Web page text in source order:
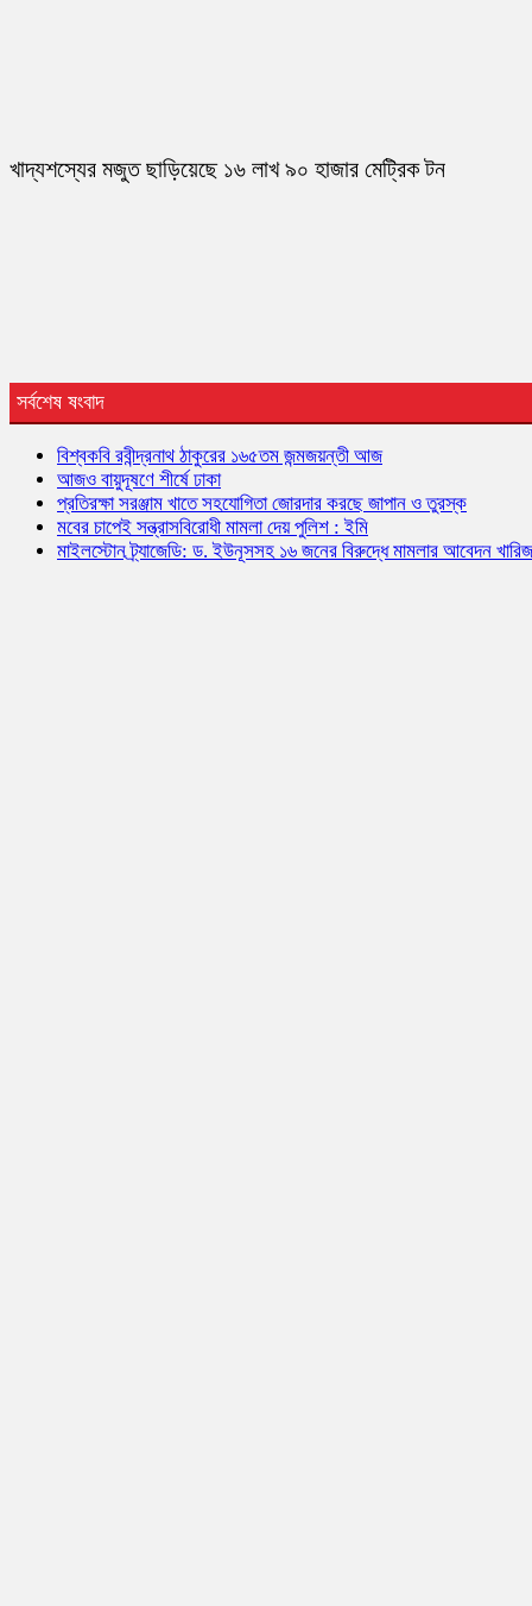
খাদ্যশস্যের মজুত ছাড়িয়েছে ১৬ লাখ ৯০ হাজার মেট্রিক টন
সর্বশেষ ষংবাদ
বিশ্বকবি রবীন্দ্রনাথ ঠাকুরের ১৬৫তম জন্মজয়ন্তী আজ
আজও বায়ুদূষণে শীর্ষে ঢাকা
প্রতিরক্ষা সরঞ্জাম খাতে সহযোগিতা জোরদার করছে জাপান ও তুরস্ক
মবের চাপেই সন্ত্রাসবিরোধী মামলা দেয় পুলিশ : ইমি
মাইলস্টোন ট্র্যাজেডি: ড. ইউনূসসহ ১৬ জনের বিরুদ্ধে মামলার আবেদন খারিজ